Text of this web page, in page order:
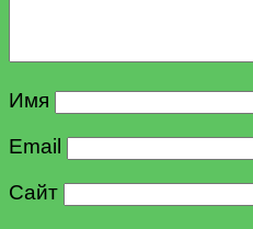
Имя
Email
Сайт